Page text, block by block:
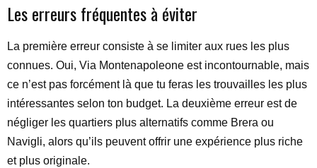
Les erreurs fréquentes à éviter
La première erreur consiste à se limiter aux rues les plus
connues. Oui, Via Montenapoleone est incontournable, mais
ce n’est pas forcément là que tu feras les trouvailles les plus
intéressantes selon ton budget. La deuxième erreur est de
négliger les quartiers plus alternatifs comme Brera ou
Navigli, alors qu’ils peuvent offrir une expérience plus riche
et plus originale.